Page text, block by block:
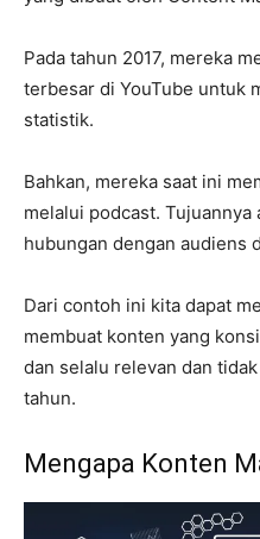
Pada tahun 2017, mereka
terbesar di YouTube untuk
statistik.
Bahkan, mereka saat ini
melalui podcast.
hubungan dengan audiens
Dari contoh ini kita dapat
membuat konten yang
dan selalu relevan dan
tahun.
Mengapa Konten